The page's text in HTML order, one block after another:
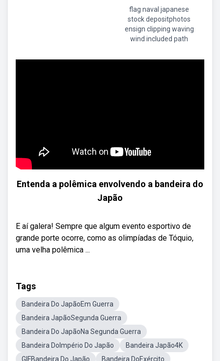
flag naval japanese
stock depositphotos
ensign clipping waving
wind included path
Entenda a polêmica envolvendo a bandeira do
Japão
E aí galera! Sempre que algum evento esportivo de
grande porte ocorre, como as olimpíadas de Tóquio,
uma velha polêmica ...
Tags
Bandeira Do JapãoEm Guerra
Bandeira JapãoSegunda Guerra
Bandeira Do JapãoNa Segunda Guerra
Bandeira DoImpério Do Japão
Bandeira Japão4K
GIFBandeira Do Japão
Bandeira DoExército